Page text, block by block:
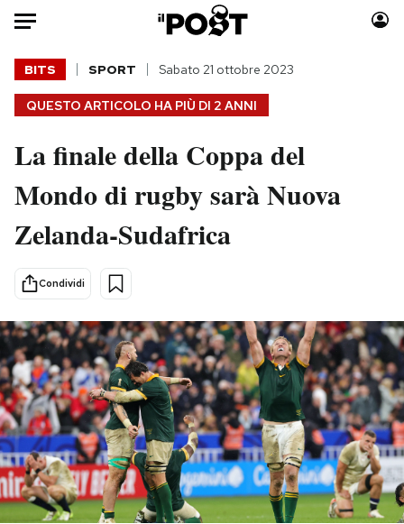
Auto
HOME
Italia
Politica
Tecnologia
Scienza
Economia
Sport
Moda
Consumismi
Altrecose
Mondiali calcio 2026
PODCAST
NEWSLETTER
QUESTO ARTICOLO HA PIÙ DI 2 ANNI
BITS SPORT Sabato 21 ottobre 2023
La finale della Coppa del
Mondo di rugby sarà Nuova
Zelanda-Sudafrica
Condividi